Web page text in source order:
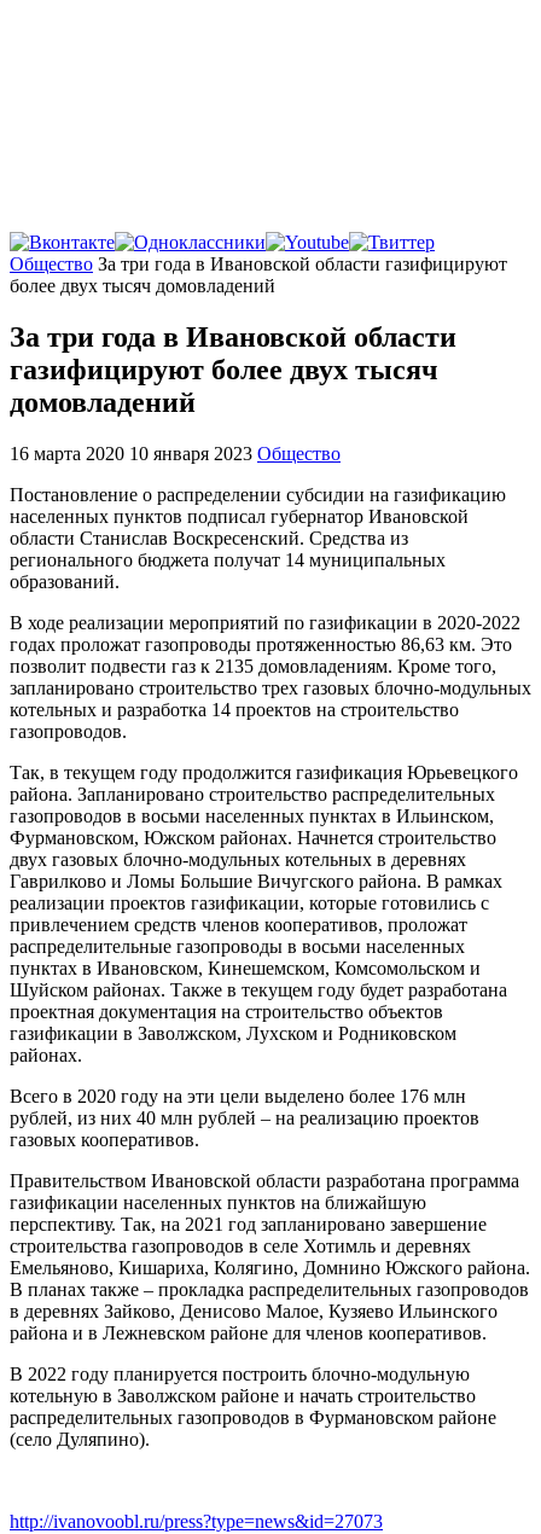
Главная
Общество За три года в Ивановской области газифицируют
более двух тысяч домовладений
За три года в Ивановской области
газифицируют более двух тысяч
домовладений
16 марта 2020 10 января 2023 Общество
Постановление о распределении субсидии на газификацию
населенных пунктов подписал губернатор Ивановской
области Станислав Воскресенский. Средства из
регионального бюджета получат 14 муниципальных
образований.
В ходе реализации мероприятий по газификации в 2020-2022
годах проложат газопроводы протяженностью 86,63 км. Это
позволит подвести газ к 2135 домовладениям. Кроме того,
запланировано строительство трех газовых блочно-модульных
котельных и разработка 14 проектов на строительство
газопроводов.
Так, в текущем году продолжится газификация Юрьевецкого
района. Запланировано строительство распределительных
газопроводов в восьми населенных пунктах в Ильинском,
Фурмановском, Южском районах. Начнется строительство
двух газовых блочно-модульных котельных в деревнях
Гаврилково и Ломы Большие Вичугского района. В рамках
реализации проектов газификации, которые готовились с
привлечением средств членов кооперативов, проложат
распределительные газопроводы в восьми населенных
пунктах в Ивановском, Кинешемском, Комсомольском и
Шуйском районах. Также в текущем году будет разработана
проектная документация на строительство объектов
газификации в Заволжском, Лухском и Родниковском
районах.
Всего в 2020 году на эти цели выделено более 176 млн
рублей, из них 40 млн рублей – на реализацию проектов
газовых кооперативов.
Правительством Ивановской области разработана программа
газификации населенных пунктов на ближайшую
перспективу. Так, на 2021 год запланировано завершение
строительства газопроводов в селе Хотимль и деревнях
Емельяново, Кишариха, Колягино, Домнино Южского района.
В планах также – прокладка распределительных газопроводов
в деревнях Зайково, Денисово Малое, Кузяево Ильинского
района и в Лежневском районе для членов кооперативов.
В 2022 году планируется построить блочно-модульную
котельную в Заволжском районе и начать строительство
распределительных газопроводов в Фурмановском районе
(село Дуляпино).
http://ivanovoobl.ru/press?type=news&id=27073